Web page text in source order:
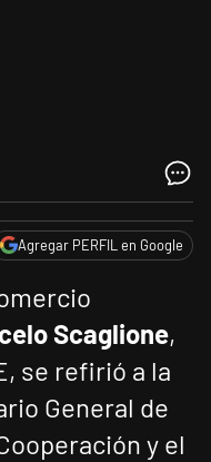
Agregar PERFIL en Google
Scaglione,
se refirió a la
General de
y el